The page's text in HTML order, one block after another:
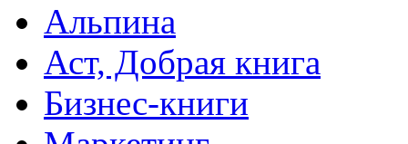
Альпина
Аст, Добрая книга
Бизнес-книги